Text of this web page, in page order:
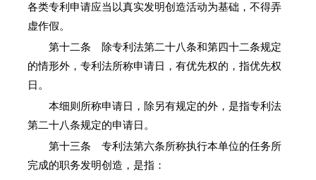
各类专利申请应当以真实发明创造活动为基础，不得弄
虚作假。
第十二条 除专利法第二十八条和第四十二条规定
的情形外，专利法所称申请日，有优先权的，指优先权
日。
本细则所称申请日，除另有规定的外，是指专利法
第二十八条规定的申请日。
第十三条 专利法第六条所称执行本单位的任务所
完成的职务发明创造，是指：